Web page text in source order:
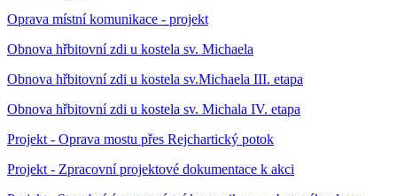
Oprava místní komunikace - projekt
Obnova hřbitovní zdi u kostela sv. Michaela
Obnova hřbitovní zdi u kostela sv.Michaela III. etapa
Obnova hřbitovní zdi u kostela sv. Michala IV. etapa
Projekt - Oprava mostu přes Rejchartický potok
Projekt - Zpracovní projektové dokumentace k akci